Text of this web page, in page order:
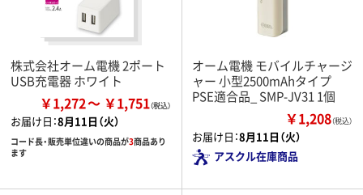
株式会社オーム電機 2ポート
USB充電器 ホワイト
￥1,272 ￥1,751
お届け日：8月11日（火）
コード長・販売単位違いの商品が3商品あり
ます
オーム電機 モバイルチャージ
ャー 小型2500mAhタイプ
PSE適合品_ SMP-JV31 1個
￥1,208（税込）
お届け日：8月11日（火）
アスクル在庫商品